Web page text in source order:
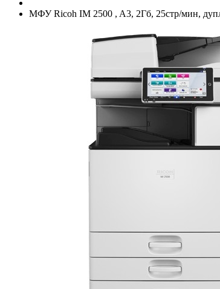
МФУ Ricoh IM 2500 , A3, 2Гб, 25стр/­мин,